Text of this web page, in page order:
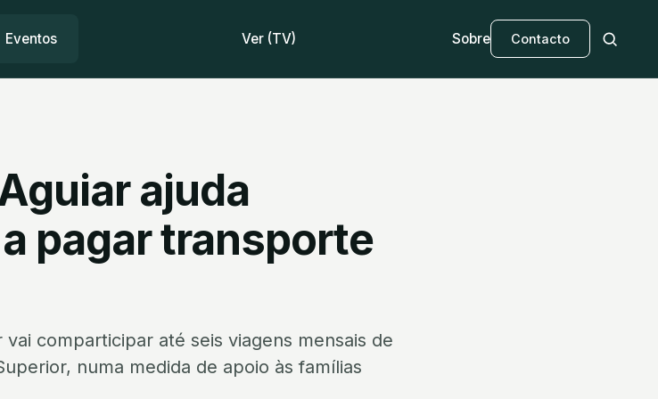
Eventos Ver (TV) Sobre Contacto
ajuda
pagar transporte
comparticipar até seis viagens mensais de
numa medida de apoio às famílias